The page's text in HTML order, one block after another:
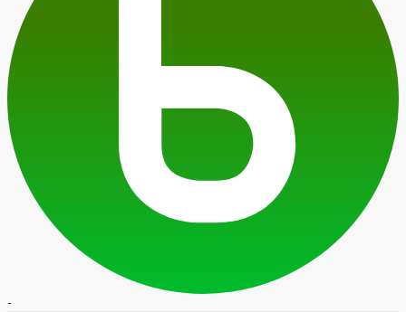
-